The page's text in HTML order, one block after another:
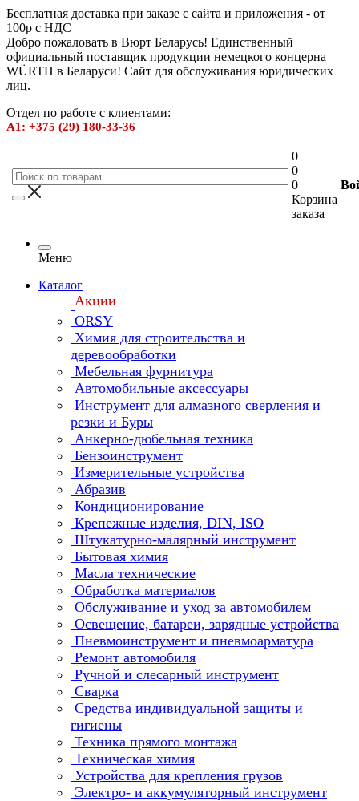
Бесплатная доставка при заказе с сайта и приложения - от
100р с НДС
Добро пожаловать в Вюрт Беларусь! Единственный
официальный поставщик продукции немецкого концерна
WÜRTH в Беларуси! Сайт для обслуживания юридических
лиц.
Отдел по работе с клиентами:
А1: +375 (29) 180-33-36
0
0
0
Корзина
заказа
Меню
Каталог
Акции
ORSY
Химия для строительства и
деревообработки
Мебельная фурнитура
Автомобильные аксессуары
Инструмент для алмазного сверления и
резки и Буры
Анкерно-дюбельная техника
Бензоинструмент
Измерительные устройства
Абразив
Кондиционирование
Крепежные изделия, DIN, ISO
Штукатурно-малярный инструмент
Бытовая химия
Масла технические
Обработка материалов
Обслуживание и уход за автомобилем
Освещение, батареи, зарядные устройства
Пневмоинструмент и пневмоарматура
Ремонт автомобиля
Ручной и слесарный инструмент
Сварка
Средства индивидуальной защиты и
гигиены
Техника прямого монтажа
Техническая химия
Устройства для крепления грузов
Электро- и аккумуляторный инструмент